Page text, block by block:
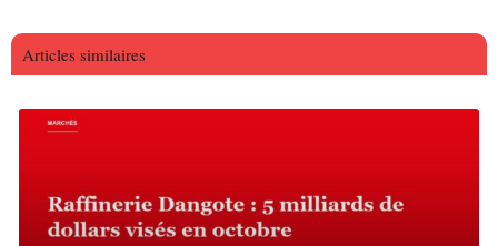
Articles similaires